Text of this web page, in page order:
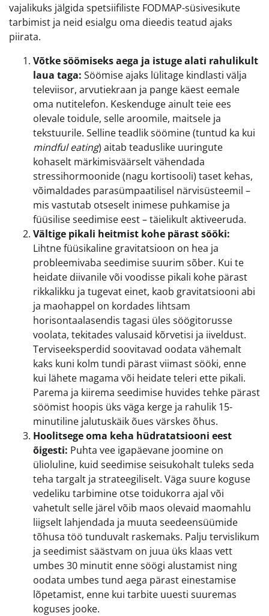
vajalikuks jälgida spetsiifiliste FODMAP-süsivesikute
tarbimist ja neid esialgu oma dieedis teatud ajaks
piirata.
Võtke söömiseks aega ja istuge alati rahulikult
laua taga: Söömise ajaks lülitage kindlasti välja
televiisor, arvutiekraan ja pange käest eemale
oma nutitelefon. Keskenduge ainult teie ees
olevale toidule, selle aroomile, maitsele ja
tekstuurile. Selline teadlik söömine (tuntud ka kui
mindful eating) aitab teaduslike uuringute
kohaselt märkimisväärselt vähendada
stressihormoonide (nagu kortisooli) taset kehas,
võimaldades parasümpaatilisel närvisüsteemil –
mis vastutab otseselt inimese puhkamise ja
füüsilise seedimise eest – täielikult aktiveeruda.
Vältige pikali heitmist kohe pärast sööki:
Lihtne füüsikaline gravitatsioon on hea ja
probleemivaba seedimise suurim sõber. Kui te
heidate diivanile või voodisse pikali kohe pärast
rikkalikku ja tugevat einet, kaob gravitatsiooni abi
ja maohappel on kordades lihtsam
horisontaalasendis tagasi üles söögitorusse
voolata, tekitades valusaid kõrvetisi ja iiveldust.
Terviseeksperdid soovitavad oodata vähemalt
kaks kuni kolm tundi pärast viimast sööki, enne
kui lähete magama või heidate teleri ette pikali.
Parema ja kiirema seedimise huvides tehke pärast
söömist hoopis üks väga kerge ja rahulik 15-
minutiline jalutuskäik õues värskes õhus.
Hoolitsege oma keha hüdratatsiooni eest
õigesti: Puhta vee igapäevane joomine on
ülioluline, kuid seedimise seisukohalt tuleks seda
teha targalt ja strateegiliselt. Väga suure koguse
vedeliku tarbimine otse toidukorra ajal või
vahetult selle järel võib maos olevaid maomahlu
liigselt lahjendada ja muuta seedeensüümide
tõhusa töö tunduvalt raskemaks. Palju tervislikum
ja seedimist säästvam on juua üks klaas vett
umbes 30 minutit enne söögi alustamist ning
oodata umbes tund aega pärast einestamise
lõpetamist, enne kui tarbite uuesti suuremas
koguses jooke.